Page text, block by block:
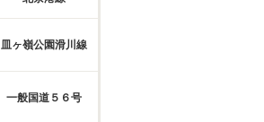
皿ヶ嶺公園滑川線
一般国道５６号